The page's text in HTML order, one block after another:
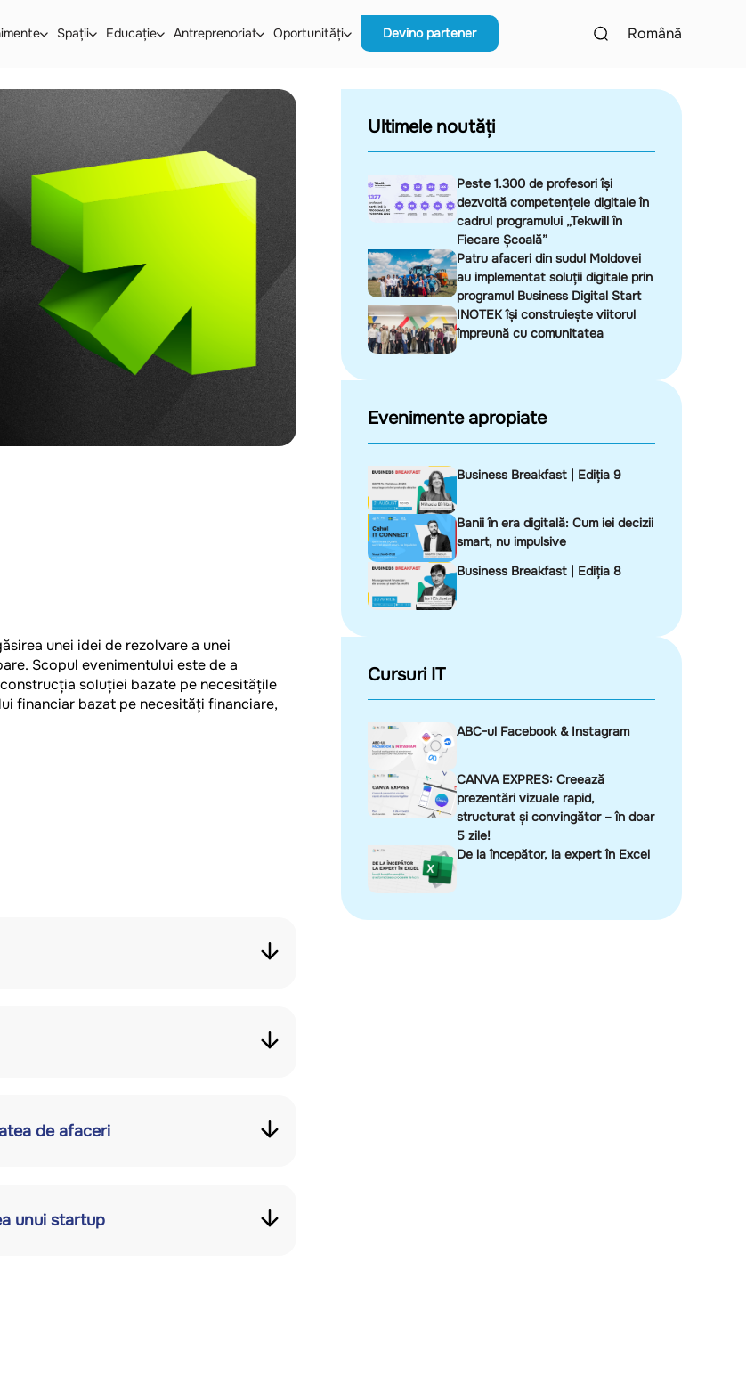
Spații Educație Antreprenoriat Oportunități Devino partener Română
unei idei de rezolvare a unei
Scopul evenimentului este de a
soluției bazate pe necesitățile
financiar bazat pe necesități financiare,
de afaceri
unui startup
Ultimele noutăți
Peste 1.300 de profesori își
dezvoltă competențele digitale în
cadrul programului „Tekwill în
Fiecare Școală”
Patru afaceri din sudul Moldovei
au implementat soluții digitale prin
programul Business Digital Start
INOTEK își construiește viitorul
împreună cu comunitatea
Evenimente apropiate
Business Breakfast | Ediția 9
Banii în era digitală: Cum iei decizii
smart, nu impulsive
Business Breakfast | Ediția 8
Cursuri IT
ABC-ul Facebook & Instagram
CANVA EXPRES: Creează
prezentări vizuale rapid,
structurat și convingător – în doar
5 zile!
De la începător, la expert în Excel